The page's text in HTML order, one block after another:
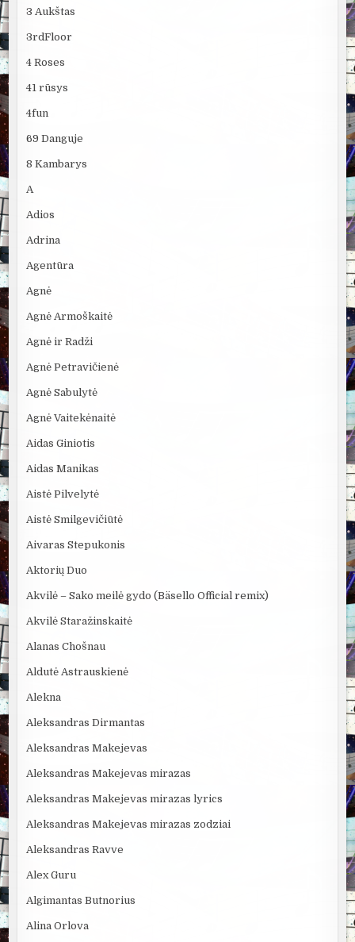
3 Aukštas
3rdFloor
4 Roses
41 rūsys
4fun
69 Danguje
8 Kambarys
A
Adios
Adrina
Agentūra
Agnė
Agnė Armoškaitė
Agnė ir Radži
Agnė Petravičienė
Agnė Sabulytė
Agnė Vaitekėnaitė
Aidas Giniotis
Aidas Manikas
Aistė Pilvelytė
Aistė Smilgevičiūtė
Aivaras Stepukonis
Aktorių Duo
Akvilė – Sako meilė gydo (Bäsello Official remix)
Akvilė Staražinskaitė
Alanas Chošnau
Aldutė Astrauskienė
Alekna
Aleksandras Dirmantas
Aleksandras Makejevas
Aleksandras Makejevas mirazas
Aleksandras Makejevas mirazas lyrics
Aleksandras Makejevas mirazas zodziai
Aleksandras Ravve
Alex Guru
Algimantas Butnorius
Alina Orlova